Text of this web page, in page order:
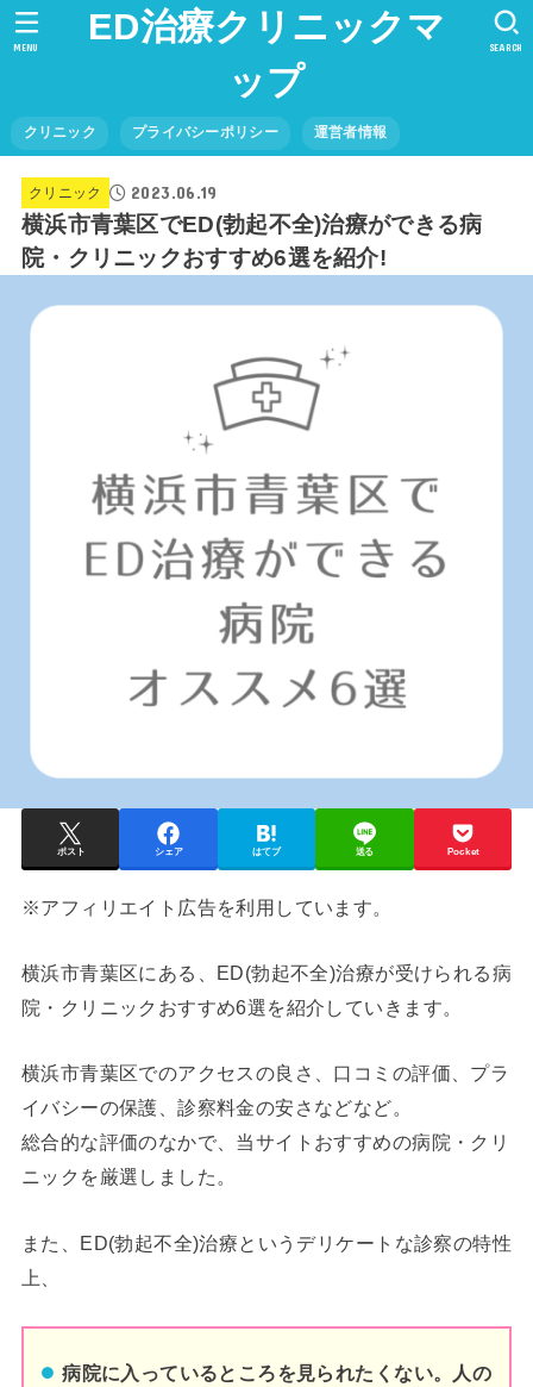
ED治療クリニックマ
ップ
クリニック プライバシーポリシー 運営者情報
SEARCH
MENU
クリニック 2023.06.19
横浜市青葉区でED(勃起不全)治療ができる病
院・クリニックおすすめ6選を紹介!
ポスト シェア はてブ 送る Pocket
※アフィリエイト広告を利用しています。
横浜市青葉区にある、ED(勃起不全)治療が受けられる病
院・クリニックおすすめ6選を紹介していきます。
横浜市青葉区でのアクセスの良さ、口コミの評価、プラ
イバシーの保護、診察料金の安さなどなど。
総合的な評価のなかで、当サイトおすすめの病院・クリ
ニックを厳選しました。
また、ED(勃起不全)治療というデリケートな診察の特性
上、
病院に入っているところを見られたくない。人の